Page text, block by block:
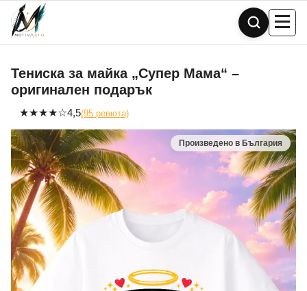
Skip
content
Тениска за майка „Супер Мама“ –
оригинален подарък
★★★★☆4,5(95 ревюта)